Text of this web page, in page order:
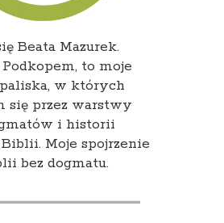
Beata Mazurek.
to moje
w których
się przez warstwy
i historii
Biblii. Moje spojrzenie
bez dogmatu.